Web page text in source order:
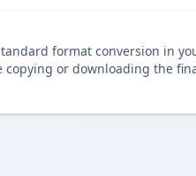
format conversion in
copying or downloading the